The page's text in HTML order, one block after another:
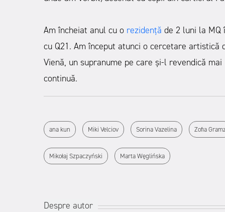
Am încheiat anul cu o rezidență de 2 luni la MQ
cu Q21. Am început atunci o cercetare
Vienă, un supranume pe care și-l revendică
continuă.
ana kun Miki Velciov Sorina Vazelina Zofia
Mikołaj Szpaczyński Marta Węglińska
Despre autor